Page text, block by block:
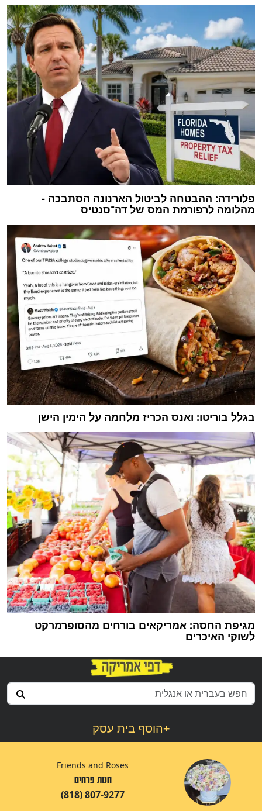
פלורידה: ההבטחה לביטול הארנונה הסתבכה -
מהלומה לרפורמת המס של דה־סנטיס
בגלל בוריטו: ואנס הכריז מלחמה על הימין הישן
מגיפת החסה: אמריקאים בורחים מהסופרמרקט
לשוקי האיכרים
הוסף בית עסק+
Friends and Roses
חנות פרחים
(818) 807-9277